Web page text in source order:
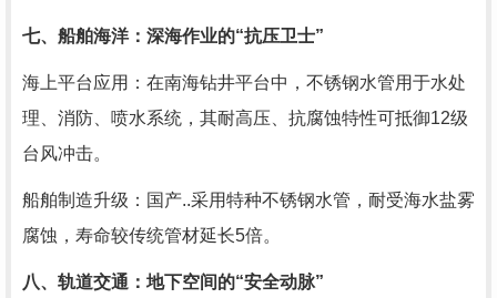
七、船舶海洋：深海作业的“抗压卫士”
海上平台应用：在南海钻井平台中，不锈钢水管用于水处
理、消防、喷水系统，其耐高压、抗腐蚀特性可抵御12级
台风冲击。
船舶制造升级：国产..采用特种不锈钢水管，耐受海水盐雾
腐蚀，寿命较传统管材延长5倍。
八、轨道交通：地下空间的“安全动脉”